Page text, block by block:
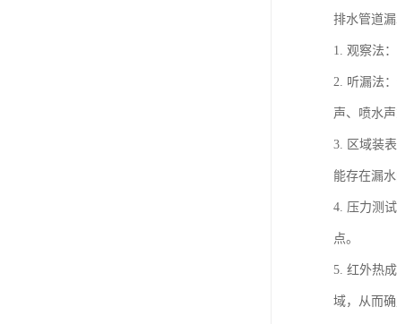
排水管道
1. 观察法
2. 听漏法
声、喷水声
3. 区域装
能存在漏水
4. 压力测
点。
5. 红外热
域，从而确